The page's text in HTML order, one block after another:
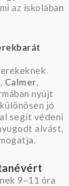
az iskolában
Calmer
nyújt
jó
segít védeni
alvást,
9–11 óra